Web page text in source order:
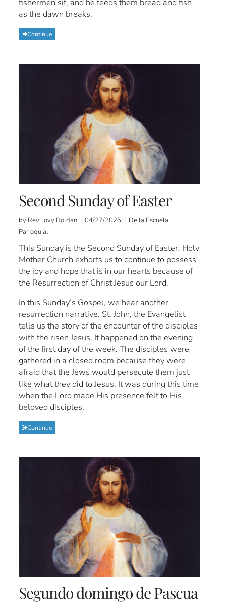
as the dawn breaks.
Continue
Second Sunday of Easter
by Rev. Jovy Roldan | 04/27/2025 | De la Escuela
Parroquial
This Sunday is the Second Sunday of Easter. Holy
Mother Church exhorts us to continue to possess
the joy and hope that is in our hearts because of
the Resurrection of Christ Jesus our Lord.
In this Sunday’s Gospel, we hear another
resurrection narrative. St. John, the Evangelist
tells us the story of the encounter of the disciples
with the risen Jesus. It happened on the evening
of the first day of the week. The disciples were
gathered in a closed room because they were
afraid that the Jews would persecute them just
like what they did to Jesus. It was during this time
when the Lord made His presence felt to His
beloved disciples.
Continue
Segundo domingo de Pascua